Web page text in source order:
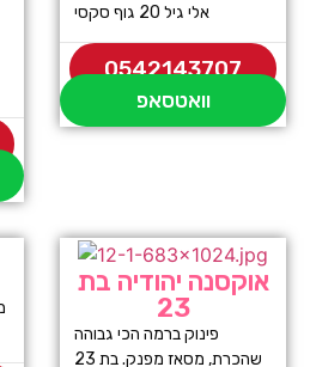
אלי גיל 20 גוף סקסי
0542143707
וואטסאפ
אוקסנה יהודיה בת
23
פינוק ברמה הכי גבוהה
שהכרת, מסאז מפנק. בת 23